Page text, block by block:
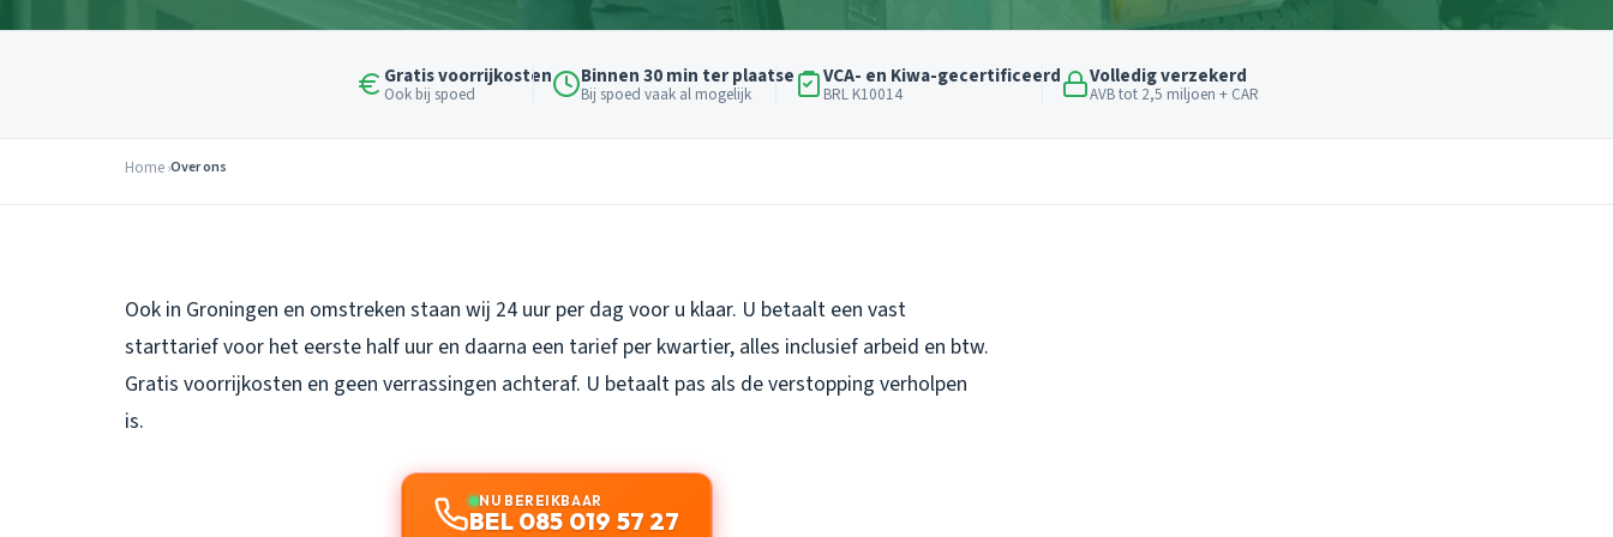
Gratis voorrijkosten
Ook bij spoed
Binnen 30 min ter plaatse
Bij spoed vaak al mogelijk
VCA- en Kiwa-gecertificeerd
BRL K10014
Volledig verzekerd
AVB tot 2,5 miljoen + CAR
Home Over ons
Ook in Groningen en omstreken staan wij 24 uur per dag voor u klaar. U betaalt een vast
starttarief voor het eerste half uur en daarna een tarief per kwartier, alles inclusief arbeid en btw.
Gratis voorrijkosten en geen verrassingen achteraf. U betaalt pas als de verstopping verholpen
is.
NU BEREIKBAAR
BEL 085 019 57 27